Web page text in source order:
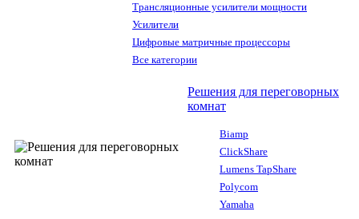
Трансляционные усилители мощности
Усилители
Цифровые матричные процессоры
Все категории
Решения для переговорных
комнат
Biamp
ClickShare
Lumens TapShare
Polycom
Yamaha